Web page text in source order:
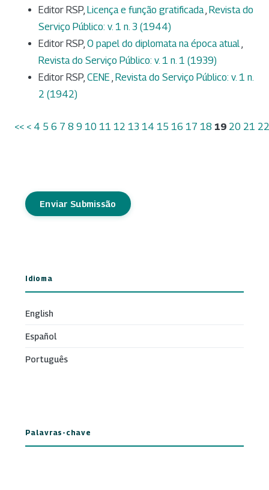
Editor RSP, Licença e função gratificada, Revista do
Serviço Público: v. 1 n. 3 (1944)
Editor RSP, O papel do diplomata na época atual,
Revista do Serviço Público: v. 1 n. 1 (1939)
Editor RSP, CENE , Revista do Serviço Público: v. 1 n.
2 (1942)
<< < 4 5 6 7 8 9 10 11 12 13 14 15 16 17 18 19 20 21 22
Enviar Submissão
Idioma
English
Español
Português
Palavras-chave